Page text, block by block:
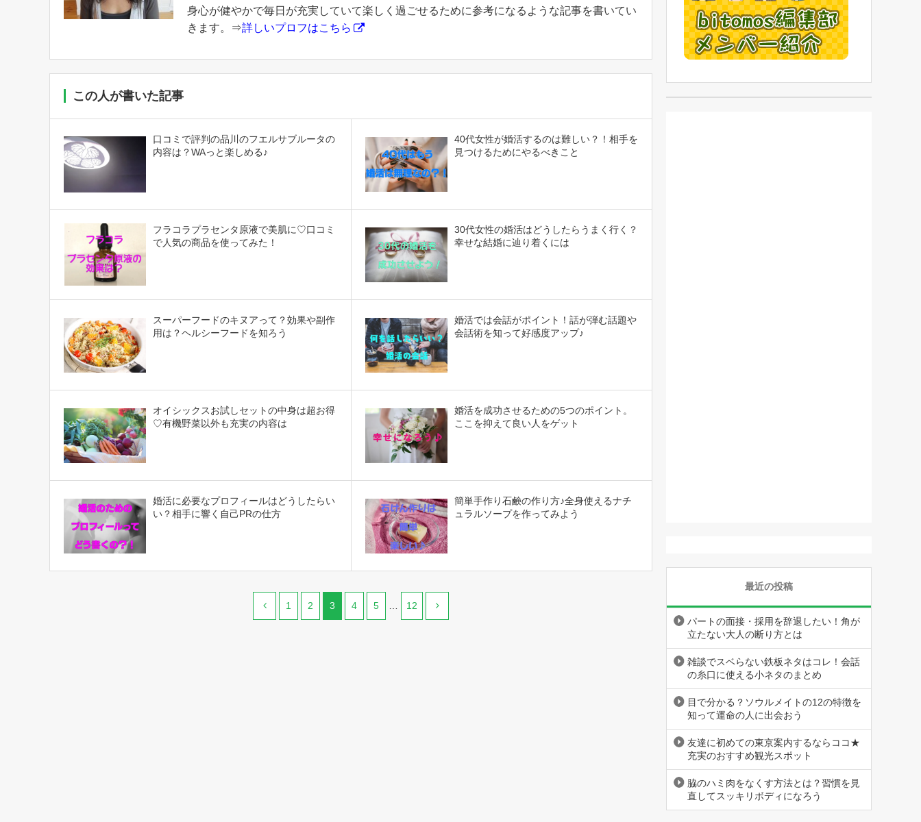
身心が健やかで毎日が充実していて楽しく過ごせるために参考になるような記事を書いてい
きます。⇒詳しいプロフはこちら
この人が書いた記事
口コミで評判の品川のフエルサブルータの
内容は？WAっと楽しめる♪
40代女性が婚活するのは難しい？！相手を
見つけるためにやるべきこと
フラコラプラセンタ原液で美肌に♡口コミ
で人気の商品を使ってみた！
30代女性の婚活はどうしたらうまく行く？
幸せな結婚に辿り着くには
スーパーフードのキヌアって？効果や副作
用は？ヘルシーフードを知ろう
婚活では会話がポイント！話が弾む話題や
会話術を知って好感度アップ♪
オイシックスお試しセットの中身は超お得
♡有機野菜以外も充実の内容は
婚活を成功させるための5つのポイント。
ここを抑えて良い人をゲット
婚活に必要なプロフィールはどうしたらい
い？相手に響く自己PRの仕方
簡単手作り石鹸の作り方♪全身使えるナチ
ュラルソープを作ってみよう
1 2 3 4 5 … 12
最近の投稿
パートの面接・採用を辞退したい！角が
立たない大人の断り方とは
雑談でスベらない鉄板ネタはコレ！会話
の糸口に使える小ネタのまとめ
目で分かる？ソウルメイトの12の特徴を
知って運命の人に出会おう
友達に初めての東京案内するならココ★
充実のおすすめ観光スポット
脇のハミ肉をなくす方法とは？習慣を見
直してスッキリボディになろう